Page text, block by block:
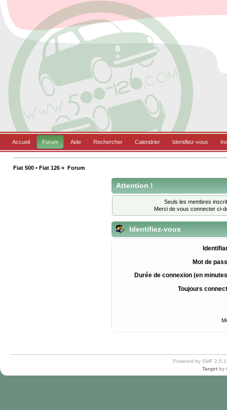
Accueil Forum Aide Rechercher Calendrier Identifiez-vous
Fiat 500 • Fiat 126 » Forum
Attention !
Seuls les membres
Merci de vous connecter ci-
Identifiez-vous
Mot de
Durée de connexion (en
Toujours
Powered by SMF
Target by